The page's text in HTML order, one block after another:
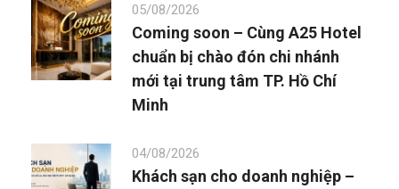
05/08/2026
Coming soon – Cùng A25 Hotel
chuẩn bị chào đón chi nhánh
mới tại trung tâm TP. Hồ Chí
Minh
04/08/2026
Khách sạn cho doanh nghiệp –